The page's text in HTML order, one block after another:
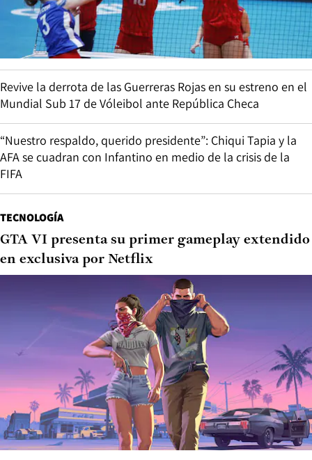
Revive la derrota de las Guerreras Rojas en su estreno en el
Mundial Sub 17 de Vóleibol ante República Checa
“Nuestro respaldo, querido presidente”: Chiqui Tapia y la
AFA se cuadran con Infantino en medio de la crisis de la
FIFA
TECNOLOGÍA
GTA VI presenta su primer gameplay extendido
en exclusiva por Netflix